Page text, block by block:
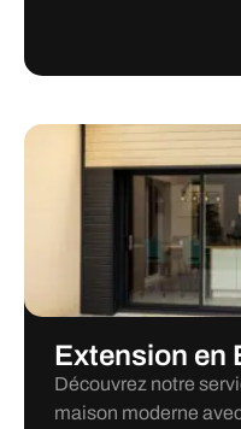
Extension en
Découvrez notre
maison moderne